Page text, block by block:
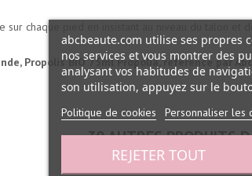
sur chaque pied en insistant au niveau du talon
Propolis BIO 75ml Propolia, référencé par
30 AUTRES PRODUITS
abcbeaute.com utilise ses propres
nos services et vous montrer des
analysant vos habitudes de
son utilisation, appuyez sur le
Politique de cookies Personnaliser les
REJETER TOUT